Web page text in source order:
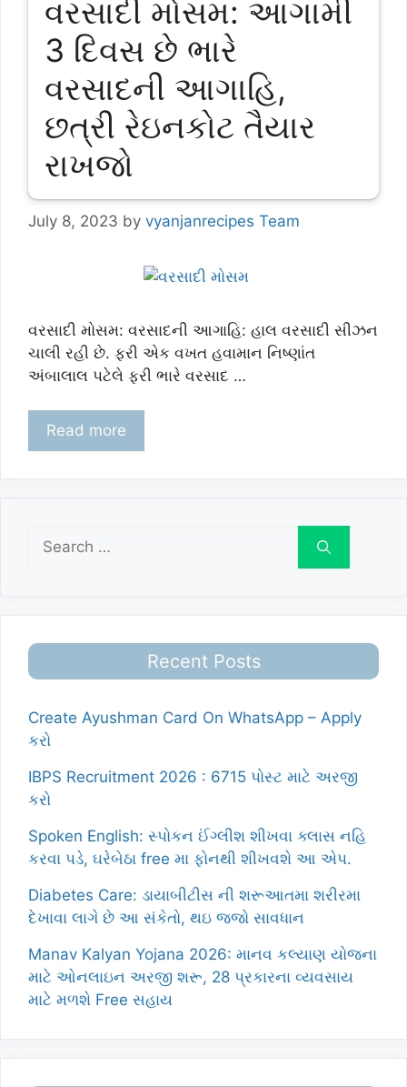
વરસાદી મોસમ: આગામી
3 દિવસ છે ભારે
વરસાદની આગાહિ,
છત્રી રેઇનકોટ તૈયાર
રાખજો
July 8, 2023 by vyanjanrecipes Team
વરસાદી મોસમ: વરસાદની આગાહિ: હાલ વરસાદી સીઝન
ચાલી રહી છે. ફરી એક વખત હવામાન નિષ્ણાંત
અંબાલાલ પટેલે ફરી ભારે વરસાદ …
Read more
Search
for:
Recent Posts
Create Ayushman Card On WhatsApp – Apply
કરો
IBPS Recruitment 2026 : 6715 પોસ્ટ માટે અરજી
કરો
Spoken English: સ્પોકન ઈંગ્લીશ શીખવા ક્લાસ નહિ
કરવા પડે, ઘરેબેઠા free મા ફોનથી શીખવશે આ એપ.
Diabetes Care: ડાયાબીટીસ ની શરૂઆતમા શરીરમા
દેખાવા લાગે છે આ સંકેતો, થઇ જજો સાવધાન
Manav Kalyan Yojana 2026: માનવ કલ્યાણ યોજના
માટે ઓનલાઇન અરજી શરૂ, 28 પ્રકારના વ્યવસાય
માટે મળશે Free સહાય